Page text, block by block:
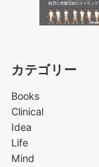
カテゴリー
Books
Clinical
Idea
Life
Mind